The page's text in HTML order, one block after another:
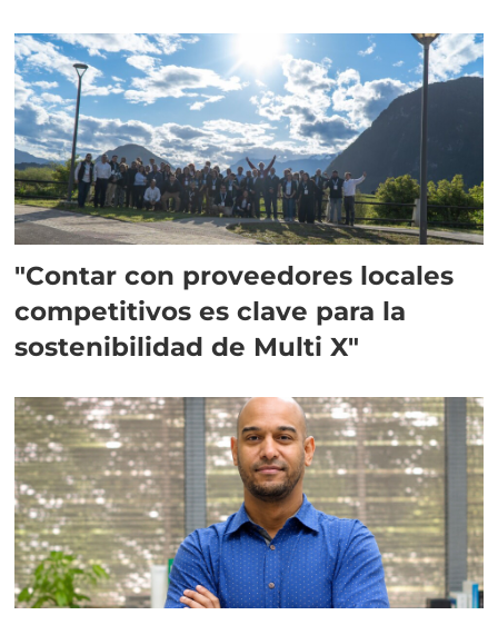
"Contar con proveedores locales
competitivos es clave para la
sostenibilidad de Multi X"